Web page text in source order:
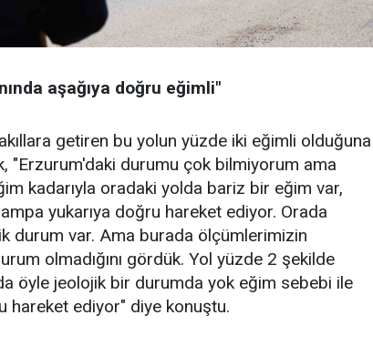
aşağıya doğru eğimli"
getiren bu yolun yüzde iki eğimli olduğuna
"Erzurum'daki durumu çok bilmiyorum ama
kadarıyla oradaki yolda bariz bir eğim var,
yukarıya doğru hareket ediyor. Orada
durum var. Ama burada ölçümlerimizin
olmadığını gördük. Yol yüzde 2 şekilde
öyle jeolojik bir durumda yok eğim sebebi ile
hareket ediyor" diye konuştu.